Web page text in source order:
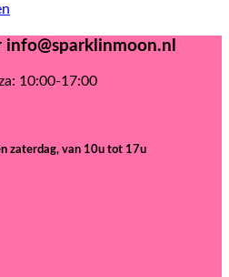
10:00-17:00
zaterdag, van 10u tot 17u